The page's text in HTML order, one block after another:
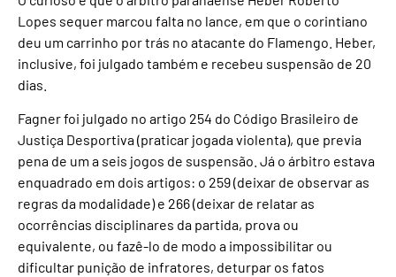
Lopes sequer marcou falta no lance, em que o corintiano
deu um carrinho por trás no atacante do Flamengo. Heber,
inclusive, foi julgado também e recebeu suspensão de 20
dias.
Fagner foi julgado no artigo 254 do Código Brasileiro de
Justiça Desportiva (praticar jogada violenta), que previa
pena de um a seis jogos de suspensão. Já o árbitro estava
enquadrado em dois artigos: o 259 (deixar de observar as
regras da modalidade) e 266 (deixar de relatar as
ocorrências disciplinares da partida, prova ou
equivalente, ou fazê-lo de modo a impossibilitar ou
dificultar punição de infratores, deturpar os fatos